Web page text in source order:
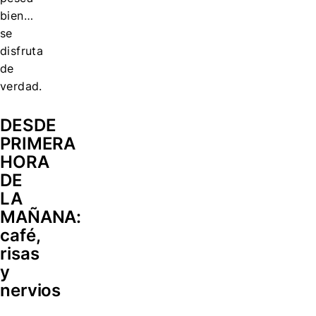
bien…
se
disfruta
de
verdad.
DESDE
PRIMERA
HORA
DE
LA
MAÑANA:
café,
risas
y
nervios